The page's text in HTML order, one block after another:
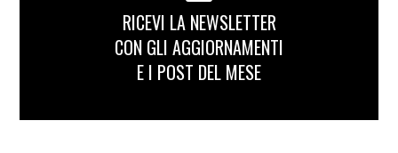
RICEVI LA NEWSLETTER
CON GLI AGGIORNAMENTI
E I POST DEL MESE